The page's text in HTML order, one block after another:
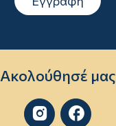
Ακολούθησέ μας
 